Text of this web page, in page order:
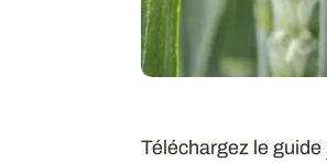
Téléchargez le guide